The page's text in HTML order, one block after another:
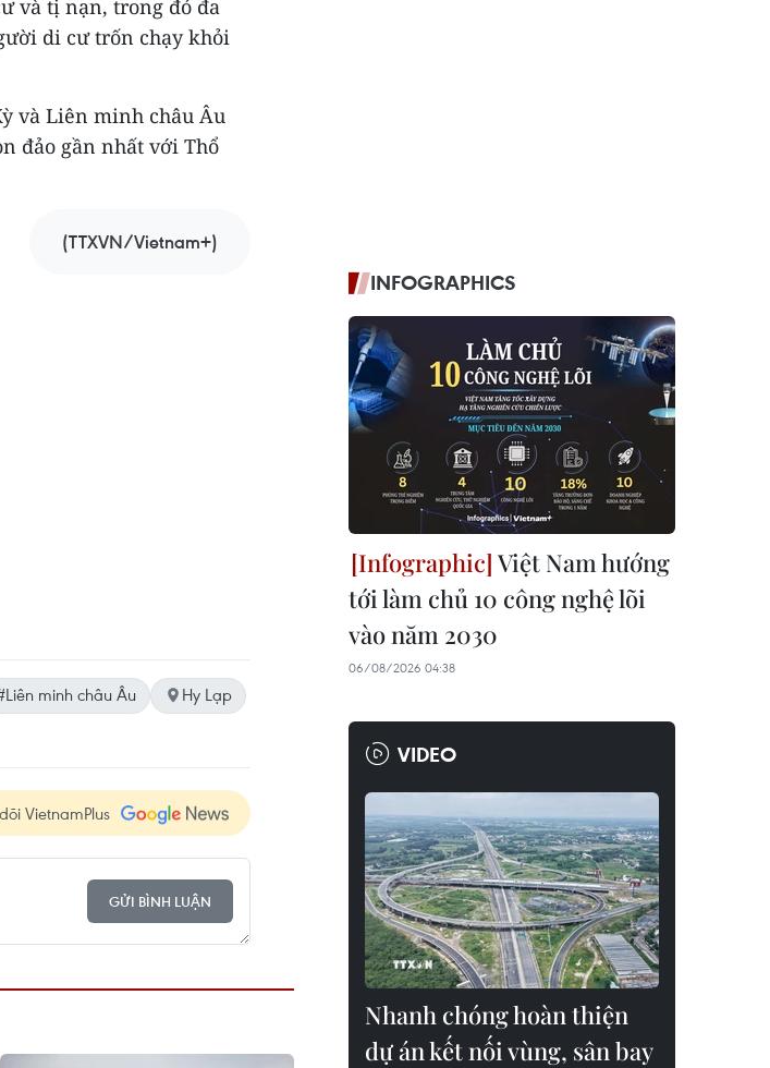
và tị nạn, trong đó đa
di cư trốn chạy khỏi
và Liên minh châu Âu
đảo gần nhất với Thổ
(TTXVN/Vietnam+)
minh châu Âu
Hy Lạp
VietnamPlus
GỬI BÌNH LUẬN
INFOGRAPHICS
Việt Nam hướng
tới làm chủ 10 công nghệ lõi
vào năm 2030
06/08/2026 04:38
VIDEO
Nhanh chóng hoàn thiện
dự án kết nối vùng, sân bay